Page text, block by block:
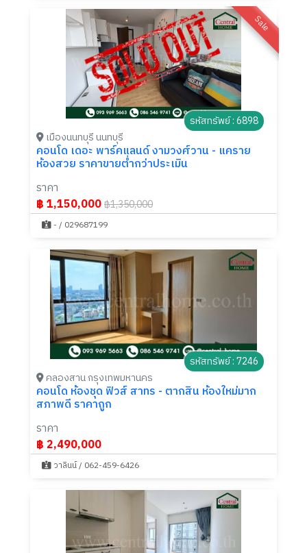
Sale
รหัสทรัพย์ : 6898
เมืองนนทบุรี นนทบุรี
คอนโด เดอะ พาร์คแลนด์ งามวงศ์วาน - แคราย
ห้องสวย ราคาขายต่ำกว่าประเมิน
ราคา
฿ 1,150,000฿1,350,000
- / 029687199
รหัสทรัพย์ : 7246
คลองสาน กรุงเทพมหานคร
คอนโด ห้องชุด ฟิวส์ สาทร - ตากสิน ห้องใหม่มาก
สภาพดี ราคาถูก
ราคา
฿ 2,490,000
วาลินน์ / 062-459-6426